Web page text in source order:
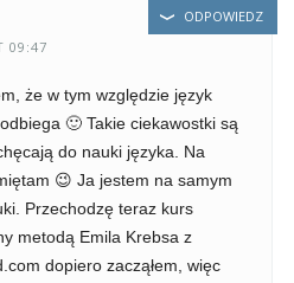
09:47
że w tym względzie język
🙂 Takie ciekawostki są
do nauki języka. Na
😉 Ja jestem na samym
Przechodzę teraz kurs
metodą Emila Krebsa z
dopiero zacząłem, więc
ODPOWIEDZ